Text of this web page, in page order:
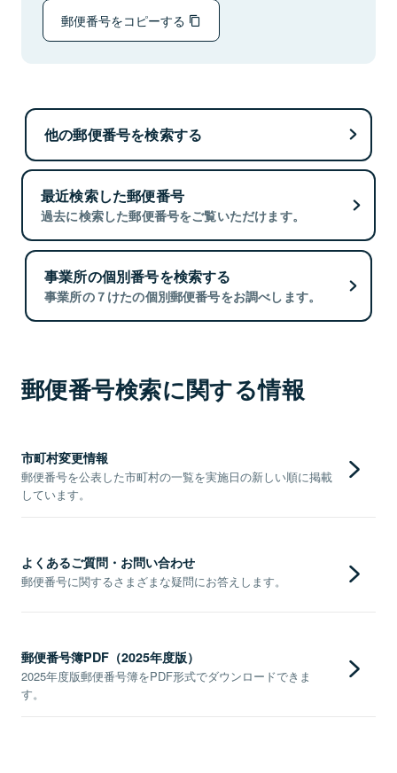
郵便番号をコピーする
他の郵便番号を検索する
最近検索した郵便番号
過去に検索した郵便番号をご覧いただけます。
事業所の個別番号を検索する
事業所の７けたの個別郵便番号をお調べします。
郵便番号検索に関する情報
市町村変更情報
郵便番号を公表した市町村の一覧を実施日の新しい順に掲載
しています。
よくあるご質問・お問い合わせ
郵便番号に関するさまざまな疑問にお答えします。
郵便番号簿PDF（2025年度版）
2025年度版郵便番号簿をPDF形式でダウンロードできま
す。